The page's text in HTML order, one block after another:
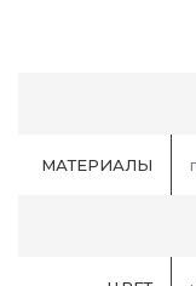
МАТЕРИАЛЫ